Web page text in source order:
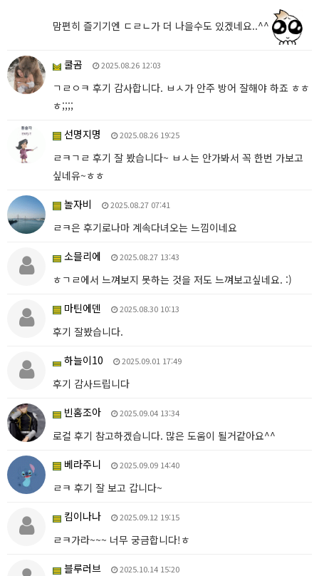
맘편히 즐기기엔 ㄷㄹㄴ가 더 나을수도 있겠네요..^^
쿨곰 2025.08.26 12:03
ㄱㄹㅇㅋ 후기 감사합니다. ㅂㅅ가 안주 방어 잘해야 하죠 ㅎㅎ
ㅎ;;;;
선명지명
2025.08.26 19:25
ㄹㅋㄱㄹ 후기 잘 봤습니다~ ㅂㅅ는 안가봐서 꼭 한번 가보고
싶네유~ㅎㅎ
놀자비
2025.08.27 07:41
ㄹㅋ은 후기로나마 계속다녀오는 느낌이네요
소믈리에
2025.08.27 13:43
ㅎㄱㄹ에서 느껴보지 못하는 것을 저도 느껴보고싶네요. :)
마틴에덴
2025.08.30 10:13
후기 잘봤습니다.
하늘이10
2025.09.01 17:49
후기 감사드립니다
빈홈조아
2025.09.04 13:34
로컬 후기 참고하겠습니다. 많은 도움이 될거같아요^^
베라주니
2025.09.09 14:40
ㄹㅋ 후기 잘 보고 갑니다~
킴이나나
2025.09.12 19:15
ㄹㅋ가라~~~ 너무 궁금합니다!ㅎ
블루러브
2025.10.14 15:20